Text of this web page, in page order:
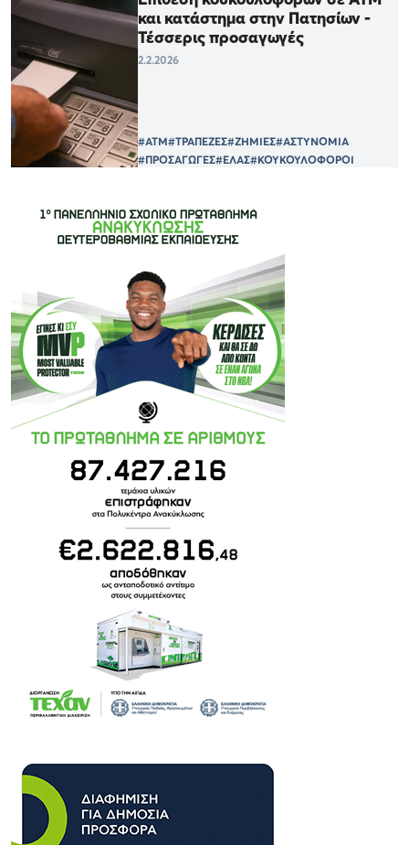
και κατάστημα στην Πατησίων -
Τέσσερις προσαγωγές
2.2.2026
#ΑΤΜ#ΤΡΑΠΕΖΕΣ#ΖΗΜΙΕΣ#ΑΣΤΥΝΟΜΙΑ
#ΠΡΟΣΑΓΩΓΕΣ#ΕΛΑΣ#ΚΟΥΚΟΥΛΟΦΟΡΟΙ